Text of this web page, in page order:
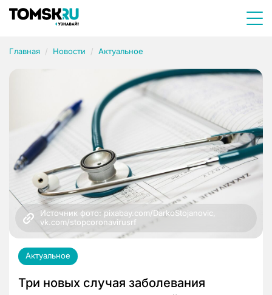
Главная Новости Актуальное
Источник фото: pixabay.com/DarkoStojanovic,
vk.com/stopcoronavirusrf
Актуальное
Три новых случая заболевания